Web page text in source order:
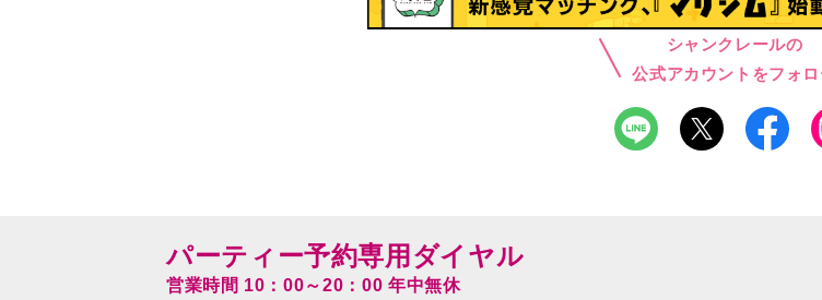
シャンクレールの
公式アカウントをフォ
パーティー予約専用ダイヤル
営業時間 10：00～20：00 年中無休